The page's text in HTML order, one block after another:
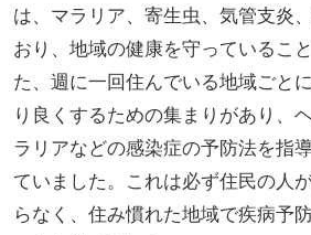
は、マラリア、寄生虫、気管支炎
おり、地域の健康を守っているこ
た、週に一回住んでいる地域ごと
り良くするための集まりがあり、
ラリアなどの感染症の予防法を指
ていました。これは必ず住民の人
らなく、住み慣れた地域で疾病予